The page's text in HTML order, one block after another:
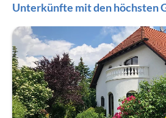
Unterkünfte mit den höchsten